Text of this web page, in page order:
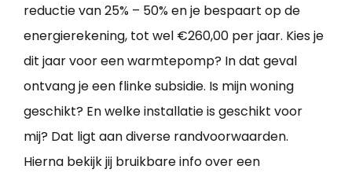
reductie van 25% – 50% en je bespaart op de
energierekening, tot wel €260,00 per jaar. Kies je
dit jaar voor een warmtepomp? In dat geval
ontvang je een flinke subsidie. Is mijn woning
geschikt? En welke installatie is geschikt voor
mij? Dat ligt aan diverse randvoorwaarden.
Hierna bekijk jij bruikbare info over een